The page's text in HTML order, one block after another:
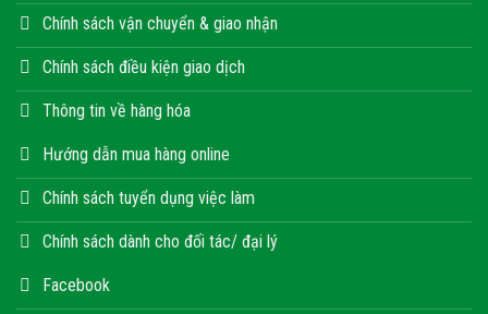
Chính sách vận chuyển & giao nhận
Chính sách điều kiện giao dịch
Thông tin về hàng hóa
Hướng dẫn mua hàng online
Chính sách tuyển dụng việc làm
Chính sách dành cho đối tác/ đại lý
Facebook